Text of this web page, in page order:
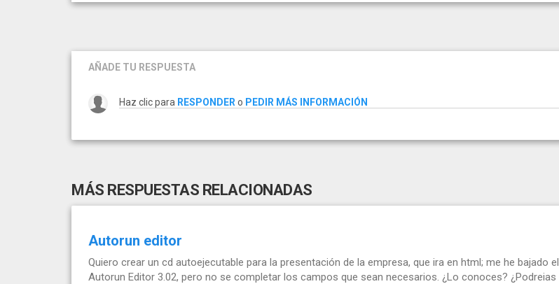
AÑADE TU RESPUESTA
Haz clic para RESPONDER o PEDIR MÁS INFORMACIÓN
MÁS RESPUESTAS RELACIONADAS
Autorun editor
Quiero crear un cd autoejecutable para la presentación de la empresa, que ira en html; me he bajado el
Autorun Editor 3.02, pero no se completar los campos que sean necesarios. ¿Lo conoces? ¿Podreias